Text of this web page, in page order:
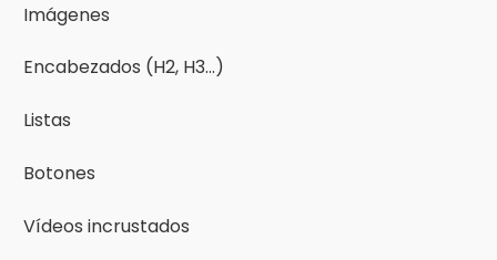
Imágenes
Encabezados (H2, H3…)
Listas
Botones
Vídeos incrustados